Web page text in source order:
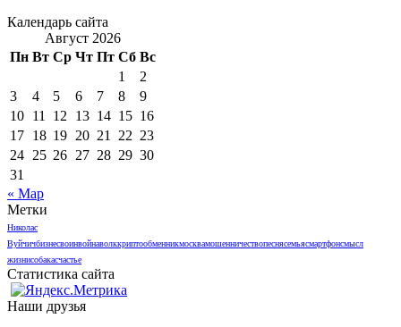
Календарь сайта
Август 2026
Пн Вт Ср Чт Пт Сб Вс
1
2
3
4 5 6 7 8
9
10 11 12 13 14 15 16
17 18 19 20 21 22 23
24 25 26 27 28 29 30
31
« Мар
Метки
Николас
Вуйчичбизнесвоинвойнаволккриптообменникмосквамошенничествопеснясемьясмартфонсмысл
жизнисобакасчастье
Статистика сайта
Наши друзья